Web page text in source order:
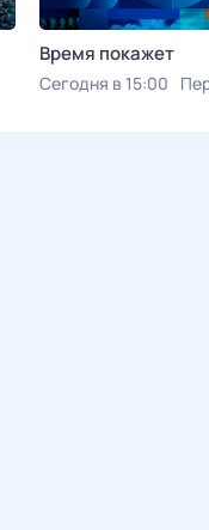
Время покажет
Сегодня в 15:00